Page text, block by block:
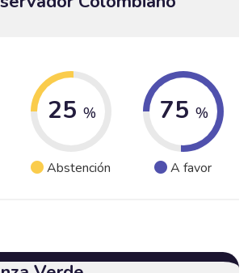
25 %
Abstención
75 %
A favor